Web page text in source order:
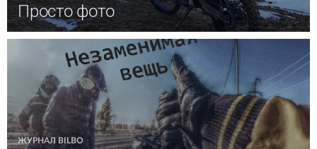
Просто фото
ЖУРНАЛ BILBO